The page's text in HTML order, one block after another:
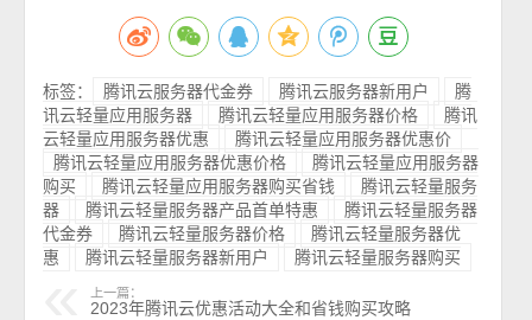
标签： 腾讯云服务器代金券 腾讯云服务器新用户
腾
讯云轻量应用服务器
腾讯云轻量应用服务器价格
腾讯
云轻量应用服务器优惠
腾讯云轻量应用服务器优惠价
腾讯云轻量应用服务器优惠价格
腾讯云轻量应用服务器
购买
腾讯云轻量应用服务器购买省钱
腾讯云轻量服务
器
腾讯云轻量服务器产品首单特惠
腾讯云轻量服务器
代金券
腾讯云轻量服务器价格
腾讯云轻量服务器优
惠
腾讯云轻量服务器新用户 腾讯云轻量服务器购买
上一篇：
2023年腾讯云优惠活动大全和省钱购买攻略